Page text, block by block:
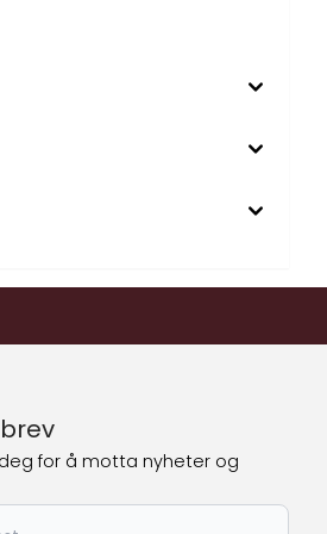
for å motta nyheter og